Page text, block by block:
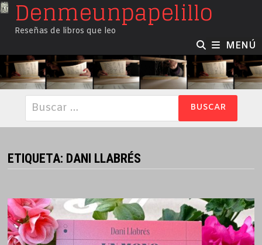
SaltarDenmeunpapelillo
Reseñas de libros que leo
MENÚ
Buscar:
ETIQUETA: DANI LLABRÉS